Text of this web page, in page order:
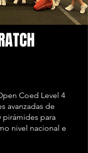
Coed Level 4
avanzadas de
pirámides para
nivel nacional e